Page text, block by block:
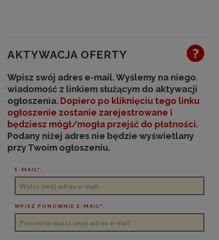
AKTYWACJA OFERTY
Wpisz swój adres e-mail. Wyślemy na niego
wiadomość z linkiem służącym do aktywacji
ogłoszenia. Dopiero po kliknięciu tego linku
ogłoszenie zostanie zarejestrowane i
będziesz mógł/mogła przejść do płatności.
Podany niżej adres nie będzie wyświetlany
przy Twoim ogłoszeniu.
E-MAIL*:
WPISZ PONOWNIE E-MAIL*: